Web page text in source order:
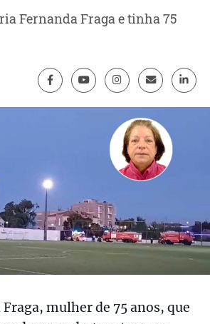
Fernanda Fraga e tinha 75
mulher de 75 anos, que